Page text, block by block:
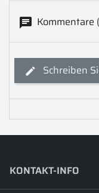
Kommentare
Schreiben
KONTAKT-INFO